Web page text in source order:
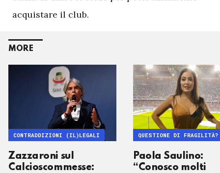
acquistare il club.
MORE
Zazzaroni sul
Calcioscommesse:
CONTRADDIZIONI (IL)LEGALI
Paola Saulino:
“Conosco molti
QUESTIONE DI FRAGILITÀ?